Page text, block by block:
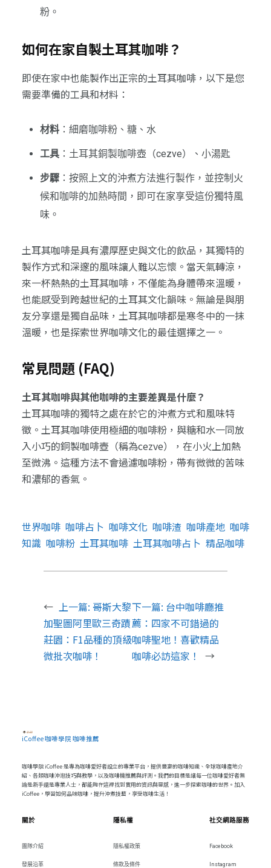
粉。
如何在家自製土耳其咖啡？
即使在家中也能製作出正宗的土耳其咖啡，以下是您
需要準備的工具和材料：
材料：細磨咖啡粉、糖、水
工具：土耳其銅製咖啡壺（cezve）、小湯匙
步驟：按照上文的沖煮方法進行製作，並控制火
候和咖啡的加熱時間，即可在家享受這份獨特風
味。
土耳其咖啡是具有濃厚歷史與文化的飲品，其獨特的
製作方式和深邃的風味讓人難以忘懷。當天氣轉涼，
來一杯熱熱的土耳其咖啡，不僅能為身體帶來溫暖，
也能感受到跨越世紀的土耳其文化韻味。無論是與朋
友分享還是獨自品味，土耳其咖啡都是寒冬中的一抹
溫暖，也是探索世界咖啡文化的最佳選擇之一。
常見問題 (FAQ)
土耳其咖啡與其他咖啡的主要差異是什麼？
土耳其咖啡的獨特之處在於它的沖煮方式和風味特
徵。土耳其咖啡使用極細的咖啡粉，與糖和水一同放
入小巧的銅製咖啡壺（稱為cezve），在小火上加熱
至微沸。這種方法不會過濾咖啡粉，帶有微微的苦味
和濃郁的香氣。
世界咖啡 咖啡占卜 咖啡文化 咖啡渣 咖啡產地 咖啡
知識 咖啡粉 土耳其咖啡 土耳其咖啡占卜 精品咖啡
← 上一篇: 哥斯大黎
加聖圖阿里歐三奇蹟
莊園：F1品種的頂級
微批次咖啡！
下一篇: 台中咖啡廳推
薦：四家不可錯過的
咖啡聖地！喜歡精品
咖啡必訪這家！
→
iCoffee 咖啡學院 咖啡推薦
咖啡學院 iCoffee 是專為咖啡愛好者設立的專業平台，提供豐富的咖啡知識、全球咖啡產地介
紹、各類咖啡沖泡技巧與教學，以及咖啡機推薦與評測。我們的目標是讓每一位咖啡愛好者無
論是新手還是專業人士，都能夠在這裡找到實用的資訊與靈感，進一步探索咖啡的世界。加入
iCoffee，學習如何品味咖啡，提升沖煮技藝，享受咖啡生活！
關於
團隊介紹
發展沿革
隱私權
隱私權政策
條款及條件
社交網路服務
Facebook
Instagram